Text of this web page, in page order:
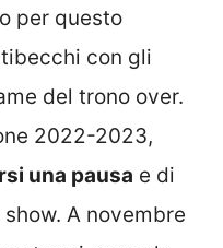
per questo
con gli
del trono over.
2022-2023,
una pausa e di
A novembre